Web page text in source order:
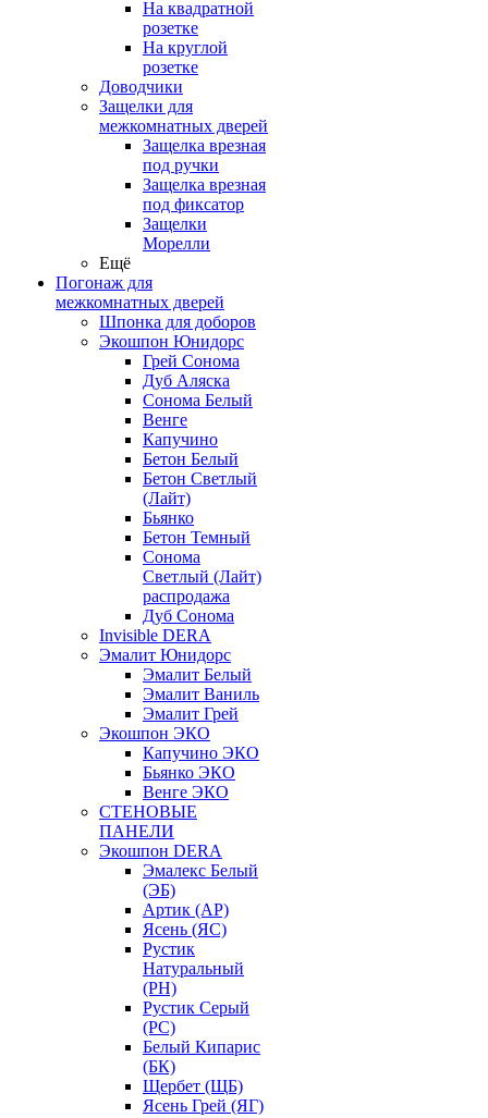
На квадратной
розетке
На круглой
розетке
Доводчики
Защелки для
межкомнатных дверей
Защелка врезная
под ручки
Защелка врезная
под фиксатор
Защелки
Морелли
Ещё
Погонаж для
межкомнатных дверей
Шпонка для доборов
Экошпон Юнидорс
Грей Сонома
Дуб Аляска
Сонома Белый
Венге
Капучино
Бетон Белый
Бетон Светлый
(Лайт)
Бьянко
Бетон Темный
Сонома
Светлый (Лайт)
распродажа
Дуб Сонома
Invisible DERA
Эмалит Юнидорс
Эмалит Белый
Эмалит Ваниль
Эмалит Грей
Экошпон ЭКО
Капучино ЭКО
Бьянко ЭКО
Венге ЭКО
СТЕНОВЫЕ
ПАНЕЛИ
Экошпон DERA
Эмалекс Белый
(ЭБ)
Артик (АР)
Ясень (ЯС)
Рустик
Натуральный
(РН)
Рустик Серый
(РС)
Белый Кипарис
(БК)
Щербет (ЩБ)
Ясень Грей (ЯГ)